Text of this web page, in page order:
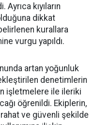
kıyıların
dikkat
kurallara
vurgu yapıldı.
artan yoğunluk
denetimlerin
işletmelere ile ileriki
öğrenildi. Ekiplerin,
ve güvenli şekilde